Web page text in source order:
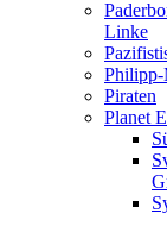
Linke
Philipp-
Piraten
Planet